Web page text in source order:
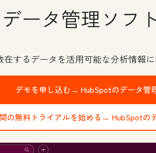
データ管理ソフ
在するデータを活用可能な分析情報に
デモを申し込む→ HubSpotのデータ管
の無料トライアルを始める→ HubSpotの